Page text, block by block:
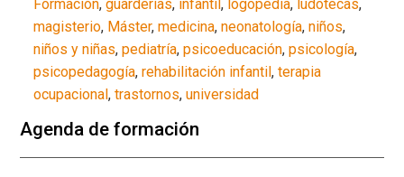
Formación,guarderías, infantil, logopedia, ludotecas,
magisterio, Máster,medicina,neonatología,niños,
niños y niñas,pediatría,psicoeducación,psicología,
psicopedagogía,rehabilitación infantil,terapia
ocupacional,trastornos,universidad
Agenda de formación